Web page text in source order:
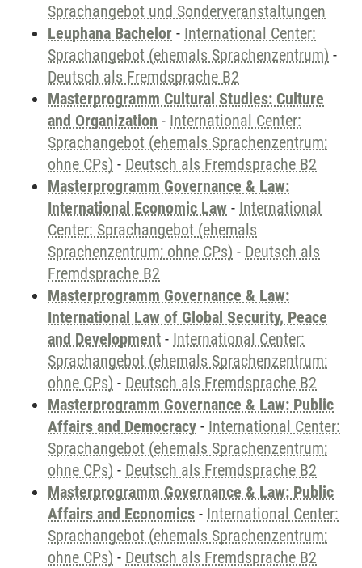
Sprachangebot und Sonderveranstaltungen
Leuphana Bachelor - International Center:
Sprachangebot (ehemals Sprachenzentrum) -
Deutsch als Fremdsprache B2
Masterprogramm Cultural Studies: Culture
and Organization - International Center:
Sprachangebot (ehemals Sprachenzentrum;
ohne CPs) - Deutsch als Fremdsprache B2
Masterprogramm Governance & Law:
International Economic Law - International
Center: Sprachangebot (ehemals
Sprachenzentrum; ohne CPs) - Deutsch als
Fremdsprache B2
Masterprogramm Governance & Law:
International Law of Global Security, Peace
and Development - International Center:
Sprachangebot (ehemals Sprachenzentrum;
ohne CPs) - Deutsch als Fremdsprache B2
Masterprogramm Governance & Law: Public
Affairs and Democracy - International Center:
Sprachangebot (ehemals Sprachenzentrum;
ohne CPs) - Deutsch als Fremdsprache B2
Masterprogramm Governance & Law: Public
Affairs and Economics - International Center:
Sprachangebot (ehemals Sprachenzentrum;
ohne CPs) - Deutsch als Fremdsprache B2